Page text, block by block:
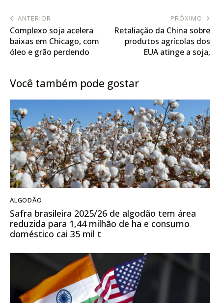
ANTERIOR
Complexo soja acelera
baixas em Chicago, com
óleo e grão perdendo
PRÓXIMO
Retaliação da China sobre
produtos agrícolas dos
EUA atinge a soja,
Você também pode gostar
ALGODÃO
Safra brasileira 2025/26 de algodão tem área
reduzida para 1,44 milhão de ha e consumo
doméstico cai 35 mil t